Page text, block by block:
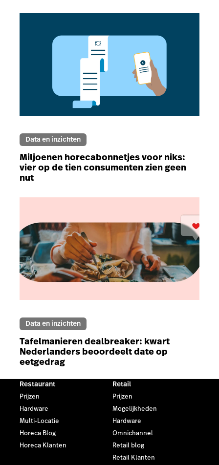
Data en inzichten
Miljoenen horecabonnetjes voor niks:
vier op de tien consumenten zien geen
nut
Data en inzichten
Tafelmanieren dealbreaker: kwart
Nederlanders beoordeelt date op
eetgedrag
Restaurant
Prijzen
Hardware
Multi-Locatie
Horeca Blog
Horeca Klanten
Retail
Prijzen
Mogelijkheden
Hardware
Omnichannel
Retail blog
Retail Klanten